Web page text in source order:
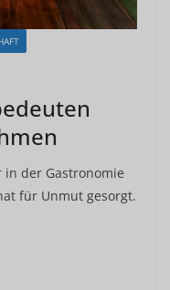
der Gastronomie
für Unmut gesorgt.